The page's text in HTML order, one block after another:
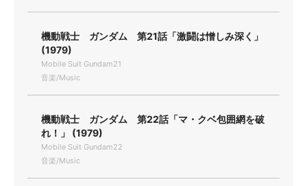
機動戦士 ガンダム 第21話「激闘は憎しみ深く」
(1979)
Mobile Suit Gundam21
音楽/Music
機動戦士 ガンダム 第22話「マ・クベ包囲網を破
れ！」 (1979)
Mobile Suit Gundam22
音楽/Music